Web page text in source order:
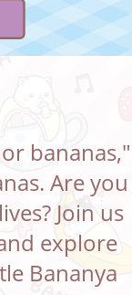
bananas,
Are you
Join us
explore
Bananya